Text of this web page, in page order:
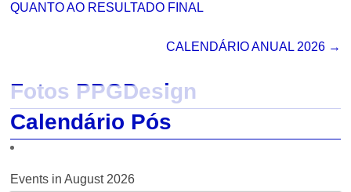
QUANTO AO RESULTADO FINAL
CALENDÁRIO ANUAL 2026 →
Fotos PPGDesign
Calendário Pós
Events in August 2026